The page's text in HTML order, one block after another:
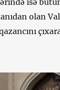
isə
olan